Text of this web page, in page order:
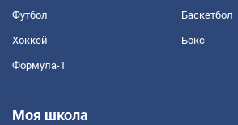
Футбол Баскетбол
Хоккей Бокс
Формула-1
Моя школа